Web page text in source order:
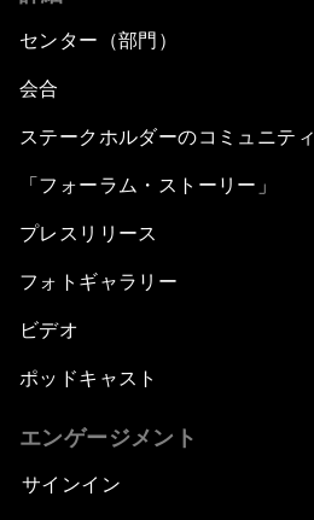
センター（部門）
会合
ステークホルダーのコミュニティ
「フォーラム・ストーリー」
プレスリリース
フォトギャラリー
ビデオ
ポッドキャスト
エンゲージメント
サインイン